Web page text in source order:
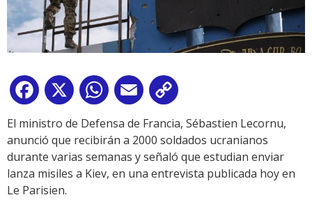
Facebook
X WhatsApp
Email
Link
El ministro de Defensa de Francia, Sébastien Lecornu,
anunció que recibirán a 2000 soldados ucranianos
durante varias semanas y señaló que estudian enviar
lanza misiles a Kiev, en una entrevista publicada hoy en
Le Parisien.